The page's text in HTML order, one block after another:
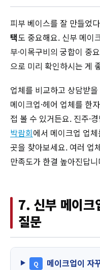
피부 베이스를 잘 만들었
택도 중요해요. 신부 메이
부·이목구비의 궁합이 중
으로 미리 확인하시는 게
업체를 비교하고 상담받을
메이크업·헤어 업체를 한
접 볼 수 있거든요. 진주·
박람회에서 메이크업 업
곳을 찾아보세요. 여러 업
만족도가 한결 높아진답
7. 신부 메이크
질문
Q 메이크업이 자